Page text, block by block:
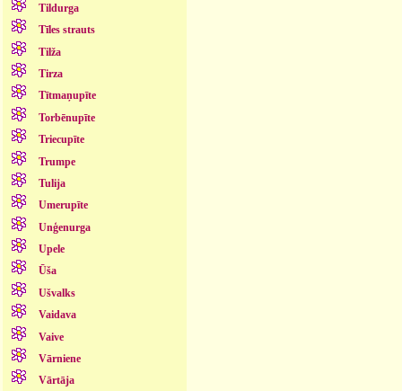
Tildurga
Tīles strauts
Tilža
Tirza
Tītmaņupīte
Torbēnupīte
Triecupīte
Trumpe
Tulija
Umerupīte
Unģenurga
Upele
Ūša
Ušvalks
Vaidava
Vaive
Vārniene
Vārtāja